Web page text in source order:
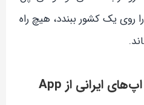
به هر دلیلی درِ App Store را روی یک کشور ببندد، هیچ راه
خط زمانی کوتاه حذف اپ‌های ایرانی از App